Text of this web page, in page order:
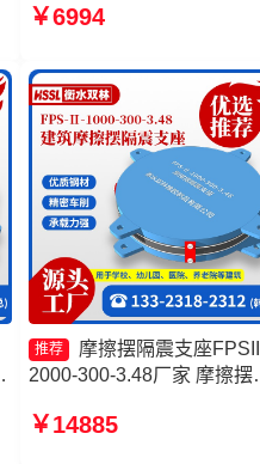
350-3.81厂家 建筑摩擦摆
￥6994
推荐
摩擦摆隔震支座
2000-300-3.48厂家 摩擦摆
摩擦摆隔震支座FPSII-
￥14885